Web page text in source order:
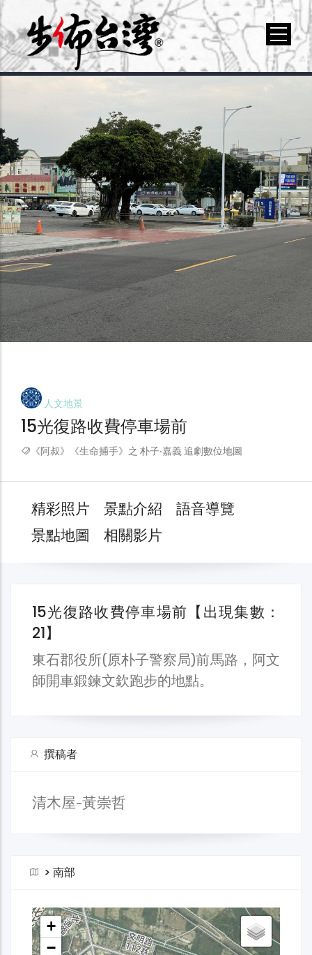
人文地景
15光復路收費停車場前
《阿叔》《生命捕手》之 朴子‧嘉義 追劇數位地圖
精彩照片 景點介紹
語音導覽
景點地圖
相關影片
15光復路收費停車場前【出現集數：
21】
東石郡役所(原朴子警察局)前馬路，阿文
師開車鍛鍊文欽跑步的地點。
撰稿者
清木屋-黃崇哲
> 南部